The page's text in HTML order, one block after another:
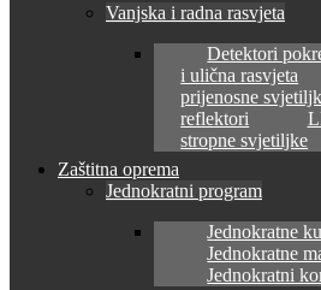
Vanjska i radna rasvjeta
Detektori
i ulična rasvjeta
prijenosne
reflektori
stropne svjetiljke
Zaštitna oprema
Jednokratni program
Jednokratne
Jednokratne
Jednokratni